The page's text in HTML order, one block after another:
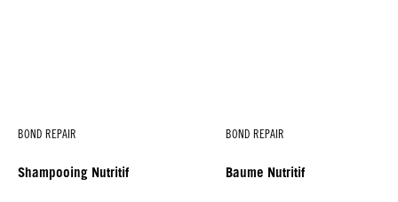
BOND REPAIR
Shampooing Nutritif
BOND REPAIR
Baume Nutritif